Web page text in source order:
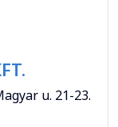
u. 21-23.